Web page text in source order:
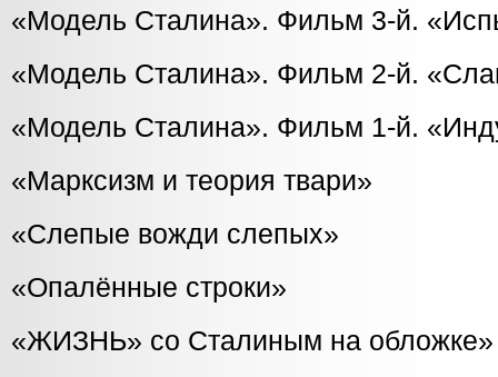
«Модель Сталина». Фильм 3-й.
«Модель Сталина». Фильм 2-й.
«Модель Сталина». Фильм 1-й.
«Марксизм и теория твари»
«Слепые вожди слепых»
«Опалённые строки»
«ЖИЗНЬ» со Сталиным на обложке»